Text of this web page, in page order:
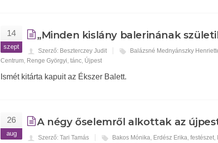
14
szept
„Minden kislány balerinának
Szerző: Beszterczey Judit Balázsné Mednyánszky
Centrum Renge Györgyi ,tánc Újpest
Ismét kitárta kapuit az Ékszer Balett.
26
aug
A négy őselemről alkottak az
Szerző: Tari Tamás Bakos Mónika, Erdész Erika,festészet,